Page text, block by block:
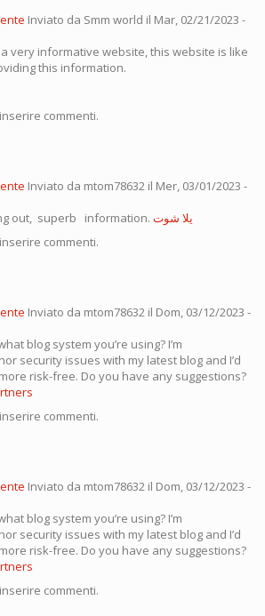
Inviato da Smm world il Mar, 02/21/2023 -
very informative website, this website is like
this information.
commenti.
Inviato da mtom78632 il Mer, 03/01/2023 -
out, superb information. يلا شوت
commenti.
Inviato da mtom78632 il Dom, 03/12/2023 -
blog system you’re using? I’m
security issues with my latest blog and I’d
risk-free. Do you have any suggestions?
commenti.
Inviato da mtom78632 il Dom, 03/12/2023 -
blog system you’re using? I’m
security issues with my latest blog and I’d
risk-free. Do you have any suggestions?
commenti.